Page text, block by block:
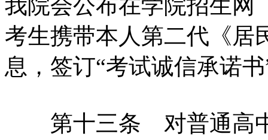
我院会公布在学院招生网
考生携带本人第二代《居
息，签订“考试诚信承诺
第十三条 对普通高中